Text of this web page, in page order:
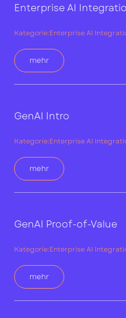
Enterprise AI
Kategorie:Enterprise AI
mehr
GenAI Intro
Kategorie:Enterprise AI
mehr
GenAI Proof-of-Value
Kategorie:Enterprise AI
mehr